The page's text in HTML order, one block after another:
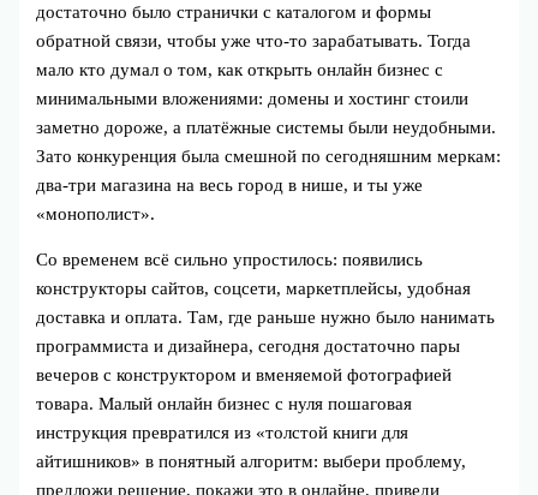
достаточно было странички с каталогом и формы
обратной связи, чтобы уже что-то зарабатывать. Тогда
мало кто думал о том, как открыть онлайн бизнес с
минимальными вложениями: домены и хостинг стоили
заметно дороже, а платёжные системы были неудобными.
Зато конкуренция была смешной по сегодняшним меркам:
два-три магазина на весь город в нише, и ты уже
«монополист».
Со временем всё сильно упростилось: появились
конструкторы сайтов, соцсети, маркетплейсы, удобная
доставка и оплата. Там, где раньше нужно было нанимать
программиста и дизайнера, сегодня достаточно пары
вечеров с конструктором и вменяемой фотографией
товара. Малый онлайн бизнес с нуля пошаговая
инструкция превратился из «толстой книги для
айтишников» в понятный алгоритм: выбери проблему,
предложи решение, покажи это в онлайне, приведи